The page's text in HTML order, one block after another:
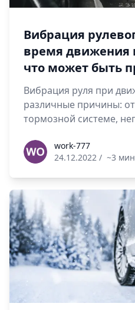
Вибрация
время движения
что может быть
Вибрация руля при
различные причины:
тормозной системе,
work-777work-777
24.12.2022 / ~3